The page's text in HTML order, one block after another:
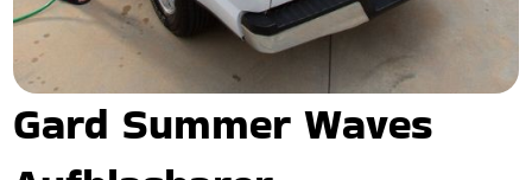
Gard Summer Waves